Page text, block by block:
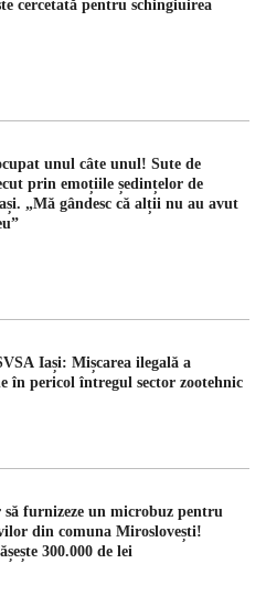
cercetată pentru schingiuirea
unul câte unul! Sute de
prin emoțiile ședințelor de
„Mă gândesc că alții nu au avut
Iași: Mișcarea ilegală a
în pericol întregul sector zootehnic
furnizeze un microbuz pentru
din comuna Miroslovești!
300.000 de lei